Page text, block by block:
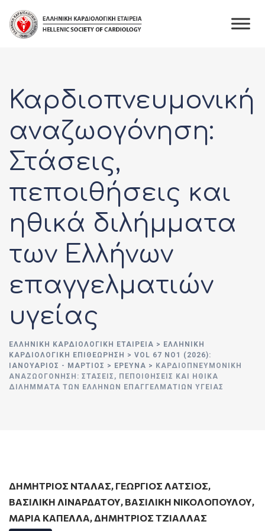
content
Καρδιοπνευμονική
αναζωογόνηση:
Στάσεις,
πεποιθήσεις και
ηθικά διλήμματα
των Ελλήνων
επαγγελματιών
υγείας
ΕΛΛΗΝΙΚΉ ΚΑΡΔΙΟΛΟΓΙΚΉ ΕΤΑΙΡΕΊΑ > ΕΛΛΗΝΙΚΗ
ΚΑΡΔΙΟΛΟΓΙΚΗ ΕΠΙΘΕΩΡΗΣΗ > VOL 67 ΝΟ1 (2026):
ΙΑΝΟΥΆΡΙΟΣ - ΜΆΡΤΙΟΣ > ΕΡΕΥΝΑ > ΚΑΡΔΙΟΠΝΕΥΜΟΝΙΚΉ
ΑΝΑΖΩΟΓΌΝΗΣΗ: ΣΤΆΣΕΙΣ, ΠΕΠΟΙΘΉΣΕΙΣ ΚΑΙ ΗΘΙΚΆ
ΔΙΛΉΜΜΑΤΑ ΤΩΝ ΕΛΛΉΝΩΝ ΕΠΑΓΓΕΛΜΑΤΙΏΝ ΥΓΕΊΑΣ
ΔΗΜΗΤΡΙΟΣ ΝΤΑΛΑΣ, ΓΕΏΡΓΙΟΣ ΛΆΤΣΙΟΣ,
ΒΑΣΙΛΙΚΗ ΛΙΝΑΡΔΑΤΟΥ, ΒΑΣΙΛΙΚΗ ΝΙΚΟΛΟΠΟΥΛΟΥ,
ΜΑΡΙΑ ΚΑΠΕΛΛΑ,ΔΗΜΗΤΡΙΟΣ ΤΖΙΑΛΛΑΣ